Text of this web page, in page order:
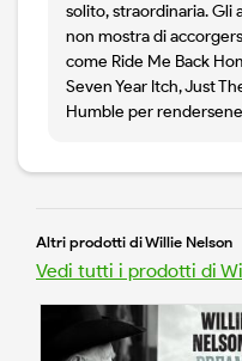
solito, straordinaria. Gli
non mostra di
come Ride Me Back
Seven Year Itch, Just
Humble per
Altri prodotti di Willie Nelson
Vedi tutti i prodotti di